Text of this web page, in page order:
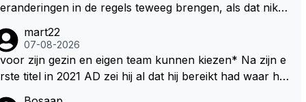
in de regels teweeg brengen, als dat niks
kiezen en zijn gezin. hij kan dan zelf bepalen aan welk
races hij mee wil doen en is ook vaker thuis. Hij zit dan
niet meer vast aan een contract, wat wel het geval i
mart22
07-08-2026
zijn gezin en eigen team kunnen kiezen* Na zijn e
titel in 2021 AD zei hij al dat hij bereikt had waar hij